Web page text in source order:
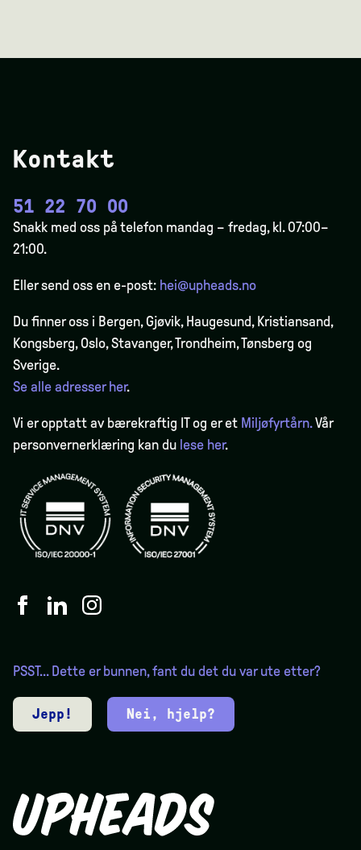
Kontakt
51 22 70 00
Snakk med oss på telefon mandag – fredag, kl. 07:00–
21:00.
Eller send oss en e-post: hei@upheads.no
Du finner oss i Bergen,Gjøvik, Haugesund, Kristiansand,
Kongsberg, Oslo, Stavanger, Trondheim, Tønsberg og
Sverige.
Se alle adresser her.
Vi er opptatt av bærekraftig IT og er et Miljøfyrtårn.Vår
personvernerklæring kan du lese her.
PSST... Dette er bunnen, fant du det du var ute etter?
Jepp! Nei, hjelp?